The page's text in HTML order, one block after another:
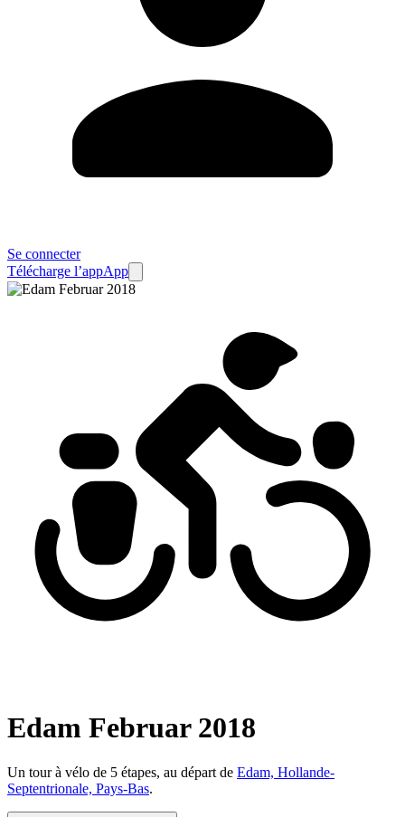
Se connecter
Télécharge l’appApp
Edam Februar 2018
Un tour à vélo de 5 étapes, au départ de Edam, Hollande-
Septentrionale, Pays-Bas.